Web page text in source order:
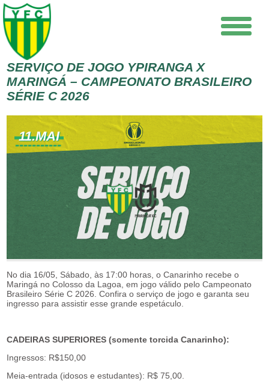
SERVIÇO DE JOGO YPIRANGA X
MARINGÁ – CAMPEONATO BRASILEIRO
SÉRIE C 2026
11.MAI
No dia 16/05, Sábado, às 17:00 horas, o Canarinho recebe o
Maringá no Colosso da Lagoa, em jogo válido pelo Campeonato
Brasileiro Série C 2026. Confira o serviço de jogo e garanta seu
ingresso para assistir esse grande espetáculo.
CADEIRAS SUPERIORES (somente torcida Canarinho):
Ingressos: R$150,00
Meia-entrada (idosos e estudantes): R$ 75,00.